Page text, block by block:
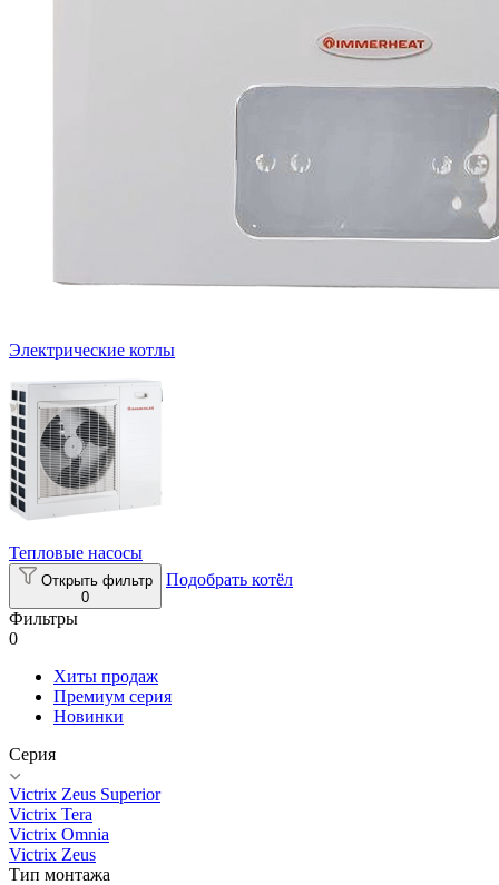
Электрические котлы
Тепловые насосы
Открыть фильтр
0
Подобрать котёл
Фильтры
0
Хиты продаж
Премиум серия
Новинки
Серия
Victrix Zeus Superior
Victrix Tera
Victrix Omnia
Victrix Zeus
Тип монтажа